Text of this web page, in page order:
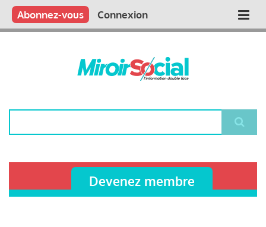
Aller
contenu
Main
Qui sommes nous ?
Vous publiez
Nous publions
Contactez-nous
Abonnez-vous Connexion
Devenez membre